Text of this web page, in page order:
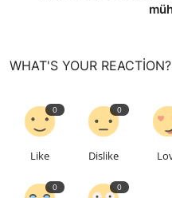
WHAT'S YOUR REACTION?
0
Like
0
Dislike
0 0